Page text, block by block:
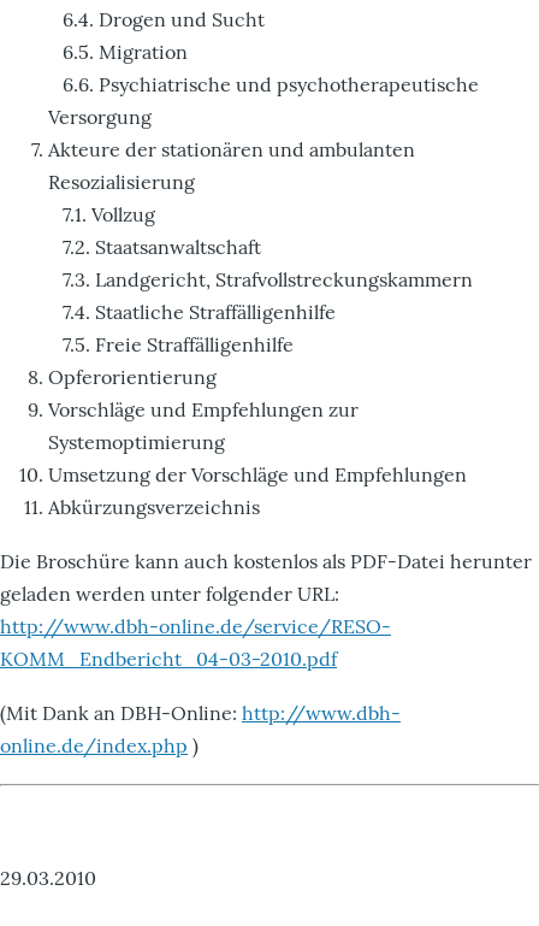
6.4. Drogen und Sucht
6.5. Migration
6.6. Psychiatrische und psychotherapeutische
Versorgung
Akteure der stationären und ambulanten
Resozialisierung
7.1. Vollzug
7.2. Staatsanwaltschaft
7.3. Landgericht, Strafvollstreckungskammern
7.4. Staatliche Straffälligenhilfe
7.5. Freie Straffälligenhilfe
Opferorientierung
Vorschläge und Empfehlungen zur
Systemoptimierung
Umsetzung der Vorschläge und Empfehlungen
Abkürzungsverzeichnis
Die Broschüre kann auch kostenlos als PDF-Datei herunter
geladen werden unter folgender URL:
http://www.dbh-online.de/service/RESO-
KOMM_Endbericht_04-03-2010.pdf
(Mit Dank an DBH-Online: http://www.dbh-
online.de/index.php )
29.03.2010